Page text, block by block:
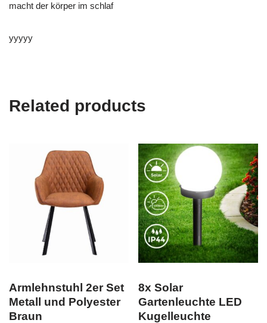
macht der körper im schlaf
yyyyy
Related products
Armlehnstuhl 2er Set
Metall und Polyester
Braun
8x Solar
Gartenleuchte LED
Kugelleuchte